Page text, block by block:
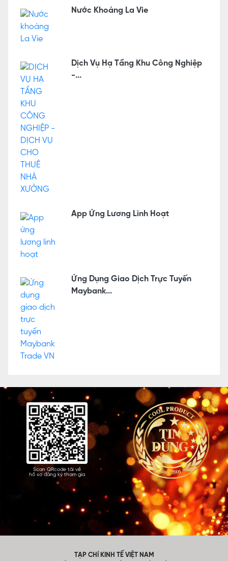
Nước Khoáng La Vie
Dịch Vụ Hạ Tầng Khu Công Nghiệp
-...
App Ứng Lương Linh Hoạt
Ứng Dụng Giao Dịch Trực Tuyến
Maybank...
Scan QRcode tải về
hồ sơ đăng ký tham gia
TẠP CHÍ KINH TẾ VIỆT NAM